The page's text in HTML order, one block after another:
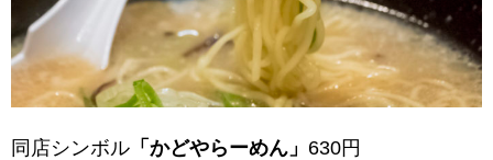
同店シンボル 「かどやらーめん」 630円